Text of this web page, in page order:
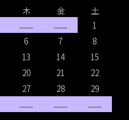
木 金
土
1
6 7
8
13 14
15
20 21
22
27 28
29